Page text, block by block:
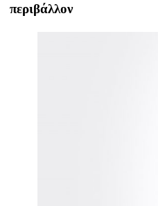
περιβάλλον